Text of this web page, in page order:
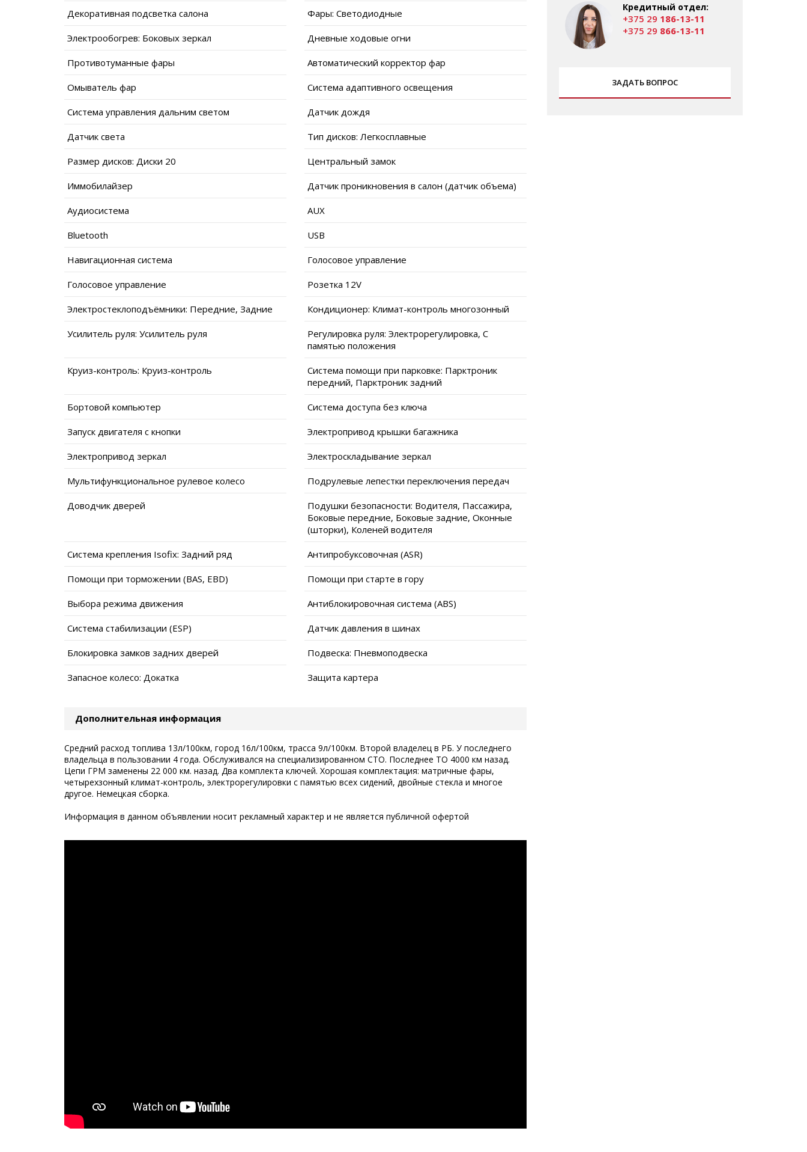
Декоративная подсветка салона Фары: Светодиодные
Электрообогрев: Боковых зеркал Дневные ходовые огни
Противотуманные фары Автоматический корректор фар
Омыватель фар Система адаптивного освещения
Система управления дальним светом Датчик дождя
Датчик света Тип дисков: Легкосплавные
Размер дисков: Диски 20 Центральный замок
Иммобилайзер Датчик проникновения в салон (датчик объема)
Аудиосистема AUX
Bluetooth USB
Навигационная система Голосовое управление
Голосовое управление Розетка 12V
Электростеклоподъёмники: Передние, Задние Кондиционер: Климат-контроль многозонный
Усилитель руля: Усилитель руля
Регулировка руля: Электрорегулировка, С
памятью положения
Круиз-контроль: Круиз-контроль
Система помощи при парковке: Парктроник
передний, Парктроник задний
Бортовой компьютер Система доступа без ключа
Запуск двигателя с кнопки Электропривод крышки багажника
Электропривод зеркал Электроскладывание зеркал
Мультифункциональное рулевое колесо Подрулевые лепестки переключения передач
Доводчик дверей
Подушки безопасности: Водителя, Пассажира,
Боковые передние, Боковые задние, Оконные
(шторки), Коленей водителя
Система крепления Isofix: Задний ряд Антипробуксовочная (ASR)
Помощи при торможении (BAS, EBD) Помощи при старте в гору
Выбора режима движения Антиблокировочная система (ABS)
Система стабилизации (ESP) Датчик давления в шинах
Блокировка замков задних дверей Подвеска: Пневмоподвеска
Запасное колесо: Докатка Защита картера
Дополнительная информация
Средний расход топлива 13л/100км, город 16л/100км, трасса 9л/100км. Второй владелец в РБ. У последнего
владельца в пользовании 4 года. Обслуживался на специализированном СТО. Последнее ТО 4000 км назад.
Цепи ГРМ заменены 22 000 км. назад. Два комплекта ключей. Хорошая комплектация: матричные фары,
четырехзонный климат-контроль, электрорегулировки с памятью всех сидений, двойные стекла и многое
другое. Немецкая сборка.
Информация в данном объявлении носит рекламный характер и не является публичной офертой
Кредитный отдел:
+375 29 186-13-11
+375 29 866-13-11
ЗАДАТЬ ВОПРОС